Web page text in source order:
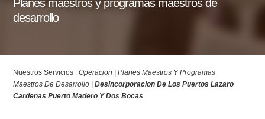
Planes maestros y programas maestros de
desarrollo
Nuestros Servicios |Operacion |Planes Maestros Y Programas
Maestros De Desarrollo |Desincorporacion De Los Puertos Lazaro
Cardenas Puerto Madero Y Dos Bocas